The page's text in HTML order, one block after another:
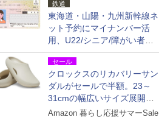
鉄道
東海道・山陽・九州新幹線ネ
ット予約にマイナンバー活
用、U22/シニア/障がい者割
を9月15日から発売
セール
クロックスのリカバリーサン
ダルがセールで半額。23～
31cmの幅広いサイズ展開、
独自のクッション素材を採用
Amazon 暮らし応援サマーSale